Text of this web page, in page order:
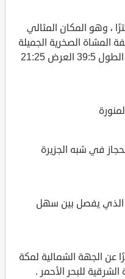
، وهو المكان المثالي
المشاة الصخرية الجميلة
وتحت أشجار النخيل العملاقة ، خط الطول 39:5 العرض 21:25
في شبه الجزيرة
الذي يفصل بين سهل
المنورة 335 كيلومترًا عن الجهة الشمالية لمكة